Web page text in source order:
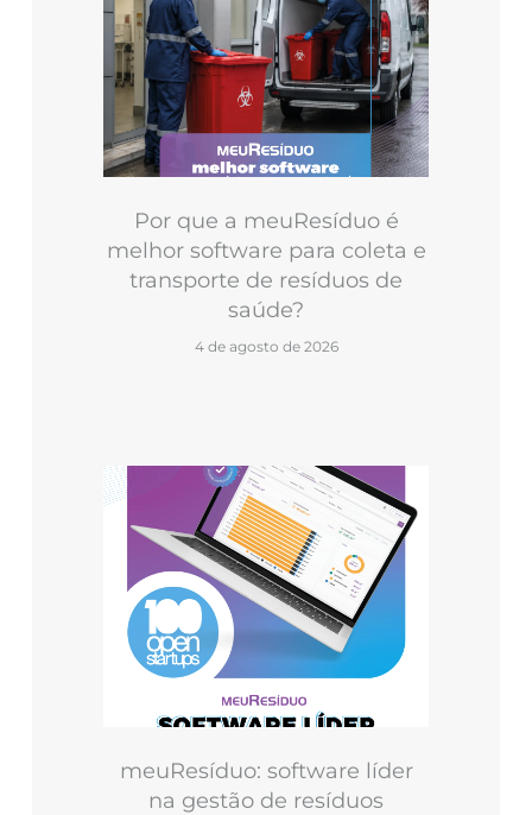
Por que a meuResíduo é
melhor software para coleta e
transporte de resíduos de
saúde?
4 de agosto de 2026
meuResíduo: software líder
na gestão de resíduos